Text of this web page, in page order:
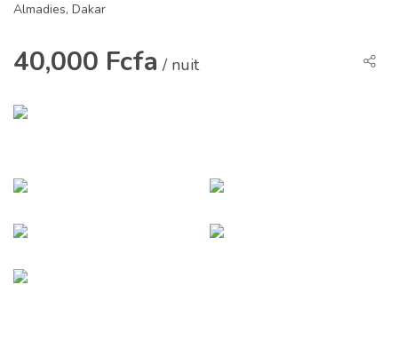
Almadies, Dakar
40,000 Fcfa / nuit